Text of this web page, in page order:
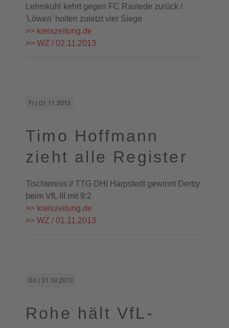
Lehmkuhl kehrt gegen FC Rastede zurück /
'Löwen' holten zuletzt vier Siege
>> kreiszeitung.de
>> WZ / 02.11.2013
Fr | 01.11.2013
Timo Hoffmann
zieht alle Register
Tischtennis // TTG DHI Harpstedt gewinnt Derby
beim VfL III mit 9:2
>> kreiszeitung.de
>> WZ / 01.11.2013
Do | 31.10.2013
Rohe hält VfL-